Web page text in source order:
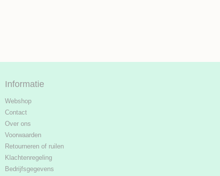
Informatie
Webshop
Contact
Over ons
Voorwaarden
Retourneren of ruilen
Klachtenregeling
Bedrijfsgegevens